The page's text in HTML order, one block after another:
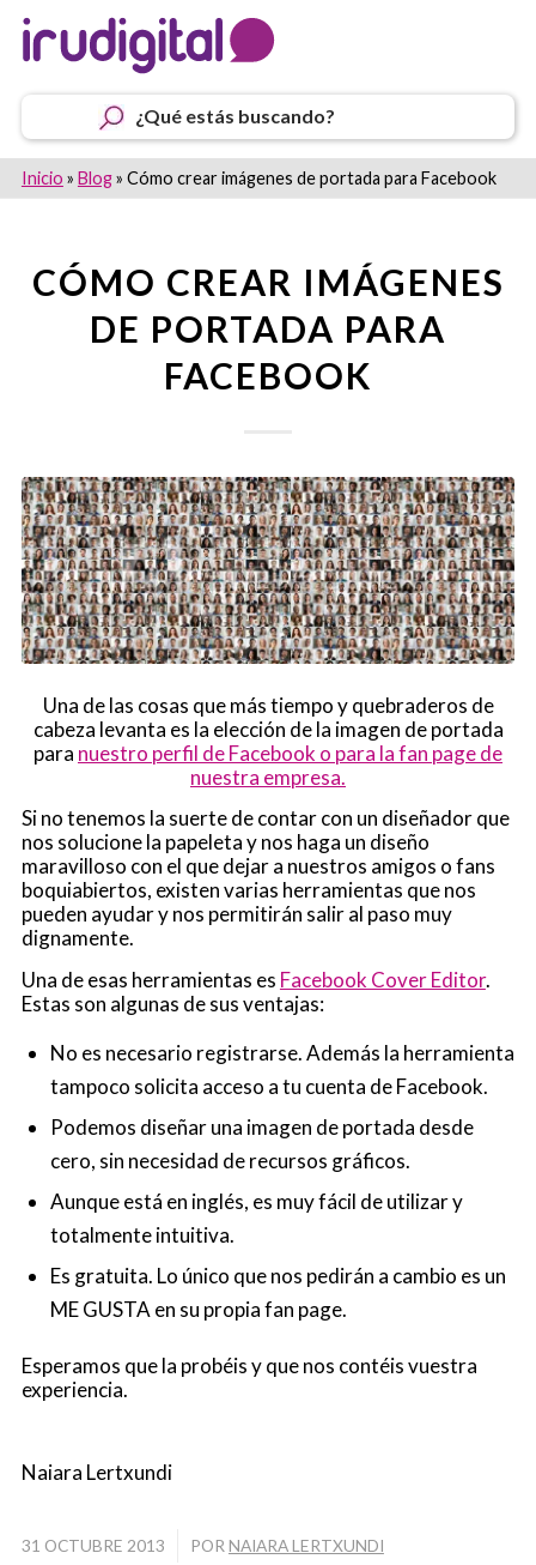
¿Qué estás buscando?
Inicio » Blog» Cómo crear imágenes de portada para Facebook
CÓMO CREAR IMÁGENES
DE PORTADA PARA
FACEBOOK
Una de las cosas que más tiempo y quebraderos de
cabeza levanta es la elección de la imagen de portada
para nuestro perfil de Facebook o para la fan page de
nuestra empresa.
Si no tenemos la suerte de contar con un diseñador que
nos solucione la papeleta y nos haga un diseño
maravilloso con el que dejar a nuestros amigos o fans
boquiabiertos, existen varias herramientas que nos
pueden ayudar y nos permitirán salir al paso muy
dignamente.
Una de esas herramientas es Facebook Cover Editor.
Estas son algunas de sus ventajas:
No es necesario registrarse. Además la herramienta
tampoco solicita acceso a tu cuenta de Facebook.
Podemos diseñar una imagen de portada desde
cero, sin necesidad de recursos gráficos.
Aunque está en inglés, es muy fácil de utilizar y
totalmente intuitiva.
Es gratuita. Lo único que nos pedirán a cambio es un
ME GUSTA en su propia fan page.
Esperamos que la probéis y que nos contéis vuestra
experiencia.
Naiara Lertxundi
31 OCTUBRE 2013
/ POR NAIARA LERTXUNDI